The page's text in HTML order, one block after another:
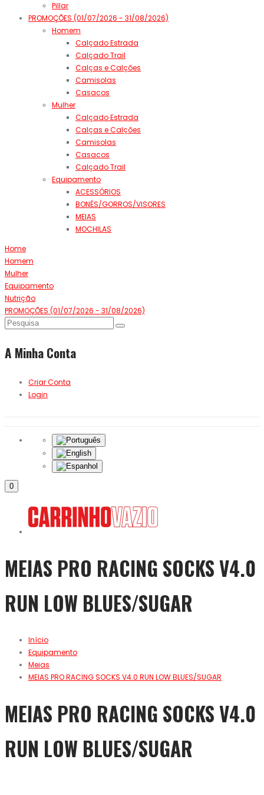
Pillar
PROMOÇÕES (01/07/2026 - 31/08/2026)
Homem
Calçado Estrada
Calçado Trail
Calças e Calções
Camisolas
Casacos
Mulher
Calçado Estrada
Calças e Calções
Camisolas
Casacos
Calçado Trail
Equipamento
ACESSÓRIOS
BONÉS/GORROS/VISORES
MEIAS
MOCHILAS
Home
Homem
Mulher
Equipamento
Nutrição
PROMOÇÕES (01/07/2026 - 31/08/2026)
A Minha Conta
Criar Conta
Login
0
MEIAS PRO RACING SOCKS V4.0
RUN LOW BLUES/SUGAR
Início
Equipamento
Meias
MEIAS PRO RACING SOCKS V4.0 RUN LOW BLUES/SUGAR
MEIAS PRO RACING SOCKS V4.0
RUN LOW BLUES/SUGAR